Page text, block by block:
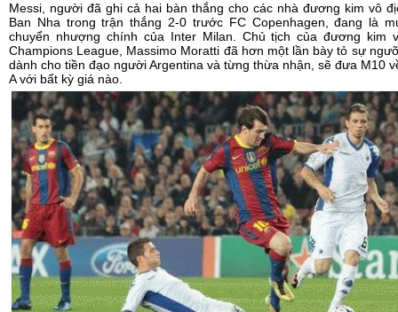
Messi, người đã ghi cả hai bàn thắng cho các nhà đương kim vô
Ban Nha trong trận thắng 2-0 trước FC Copenhagen, đang là
chuyển nhượng chính của Inter Milan. Chủ tịch của đương kim
Champions League, Massimo Moratti đã hơn một lần bày tỏ sự
dành cho tiền đạo người Argentina và từng thừa nhận, sẽ đưa M10
A với bất kỳ giá nào.